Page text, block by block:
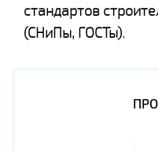
стандартов
(СНиПы, ГОСТы).